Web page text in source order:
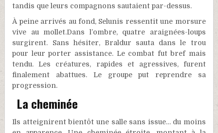
tandis que leurs compagnons sautaient par-dessus.
À peine arrivés au fond, Selunis ressentit une morsure
vive au mollet.Dans l’ombre, quatre araignées-loups
surgirent. Sans hésiter, Braldur sauta dans le trou
pour leur porter assistance. Le combat fut bref mais
tendu. Les créatures, rapides et agressives, furent
finalement abattues. Le groupe put reprendre sa
progression.
La cheminée
Ils atteignirent bientôt une salle sans issue… du moins